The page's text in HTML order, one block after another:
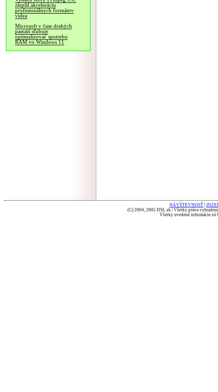
zlepšil akceleráciu
profesionálnych formátov
videa
Microsoft v čase drahých
pamätí sľubuje
optimalizovať spotrebu
RAM vo Windows 11
NÁVŠTEVNOSŤ
(C) 2004, 2005 DSL.sk | Všetky práva
Všetky uvedené informácie sú